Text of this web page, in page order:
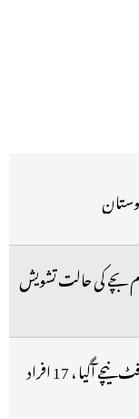
بچے کی حالت تشویش
ایئر انڈیا کا طیارہ ہوا میں اچانک 300 فٹ نیچے آگیا ، 17 افراد